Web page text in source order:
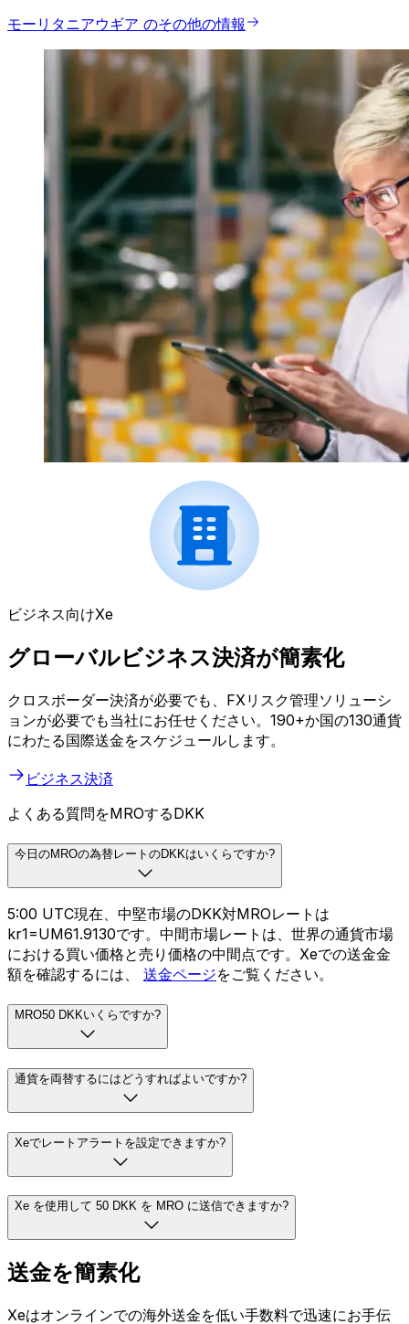
モーリタニアウギア のその他の情報
ビジネス向けXe
グローバルビジネス決済が簡素化
クロスボーダー決済が必要でも、FXリスク管理ソリューシ
ョンが必要でも当社にお任せください。190+か国の130通貨
にわたる国際送金をスケジュールします。
ビジネス決済
よくある質問をMROするDKK
今日のMROの為替レートのDKKはいくらですか?
5:00 UTC現在、中堅市場のDKK対MROレートは
kr1=UM61.9130です。中間市場レートは、世界の通貨市場
における買い価格と売り価格の中間点です。Xeでの送金金
額を確認するには、 送金ページをご覧ください。
MRO50 DKKいくらですか?
通貨を両替するにはどうすればよいですか?
Xeでレートアラートを設定できますか?
Xe を使用して 50 DKK を MRO に送信できますか?
送金を簡素化
Xeはオンラインでの海外送金を低い手数料で迅速にお手伝